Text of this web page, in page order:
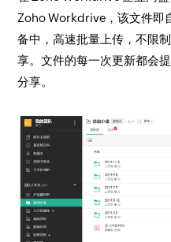
Zoho Workdrive，该文件即
备中，高速批量上传，不限
享。文件的每一次更新都会
分享。